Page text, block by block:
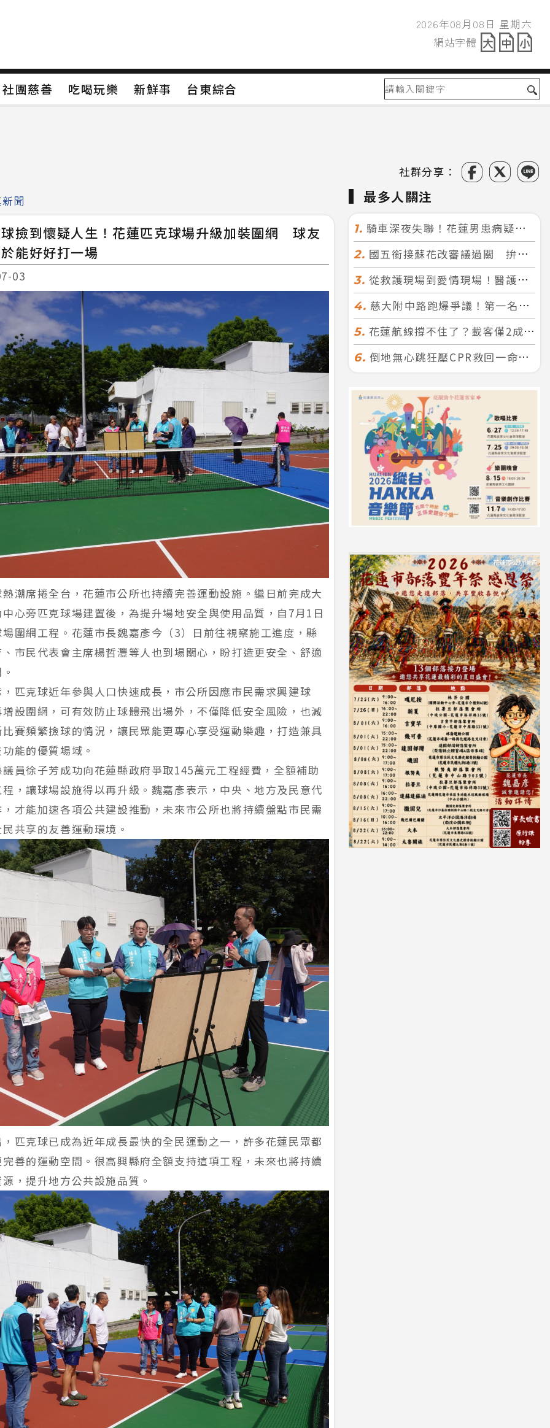
2026年08月08日
網站字體
社團慈善 吃喝玩樂 新鮮事
台東綜合
社群分享：
聞
撿到懷疑人生！花蓮匹克球場升級加裝圍網 球友
能好好打一場
03
潮席捲全台，花蓮市公所也持續完善運動設施。繼日前完成大
心旁匹克球場建置後，為提升場地安全與使用品質，自7月1日
圍網工程。花蓮市長魏嘉彥今（3）日前往視察施工進度，縣
市民代表會主席楊哲灃等人也到場關心，盼打造更安全、舒適
匹克球近年參與人口快速成長，市公所因應市民需求興建球
設圍網，可有效防止球體飛出場外，不僅降低安全風險，也減
賽頻繁撿球的情況，讓民眾能更專心享受運動樂趣，打造兼具
能的優質場域。
員徐子芳成功向花蓮縣政府爭取145萬元工程經費，全額補助
，讓球場設施得以再升級。魏嘉彥表示，中央、地方及民意代
才能加速各項公共建設推動，未來市公所也將持續盤點市民需
共享的友善運動環境。
匹克球已成為近年成長最快的全民運動之一，許多花蓮民眾都
善的運動空間。很高興縣府全額支持這項工程，未來也將持續
，提升地方公共設施品質。
最多人關注
1. 騎車深夜失聯！花蓮男患病疑迷途 警徒步百米急尋救回一命
2. 國五銜接蘇花改審議過關 拚明年七月前開工！台北花蓮2小時生活圈成形
3. 從救護現場到愛情現場！醫護×消防浪漫聯誼 32人配對成功5對
4. 慈大附中路跑爆爭議！第一名遭拔又改並列 家長怒：難以接受
5. 花蓮航線撐不住了？載客僅2成、年虧7000萬 華信喊：真的快飛不下去
6. 倒地無心跳狂壓CPR救回一命！警手傷撕裂仍不放手 竟救到藝人何篤霖哥哥
2026年08月08日 星期六
網站字體
社團慈善 吃喝玩樂 新鮮事 台東綜合